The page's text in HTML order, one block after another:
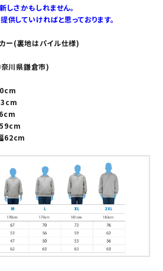
しさかもしれません。
していければと思っております。
ー(裏地はパイル仕様)
川県鎌倉市)
62cm